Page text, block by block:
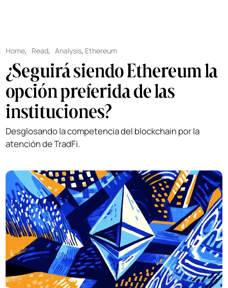
Home, Read,Analysis, Ethereum
¿Seguirá siendo Ethereum la
opción preferida de las
instituciones?
Desglosando la competencia del blockchain por la
atención de TradFi.